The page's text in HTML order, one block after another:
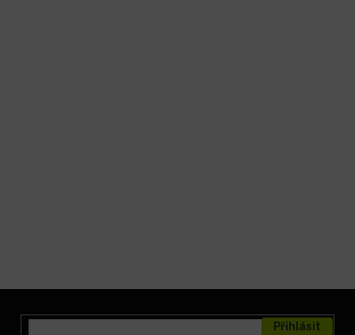
Přihlásit